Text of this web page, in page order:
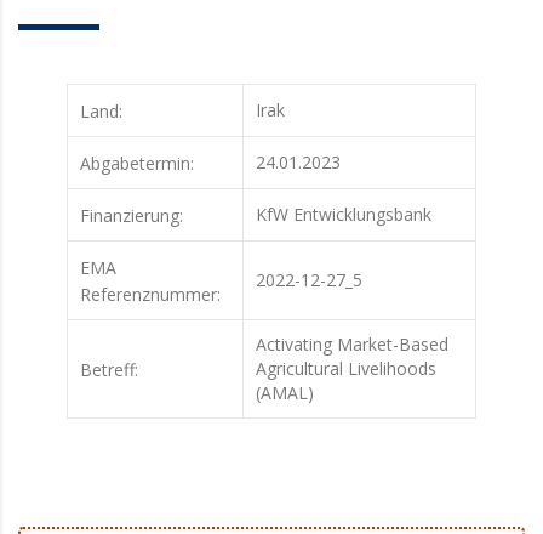
Land: Irak
Abgabetermin: 24.01.2023
Finanzierung: KfW Entwicklungsbank
EMA
Referenznummer:
2022-12-27_5
Betreff:
Activating Market-Based
Agricultural Livelihoods
(AMAL)